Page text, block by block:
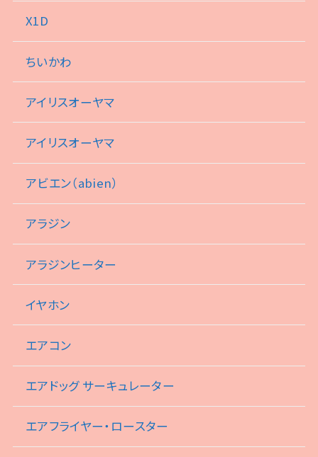
X1D
ちいかわ
アイリスオーヤマ
アイリスオーヤマ
アビエン（abien）
アラジン
アラジンヒーター
イヤホン
エアコン
エアドッグ サーキュレーター
エアフライヤー・ロースター